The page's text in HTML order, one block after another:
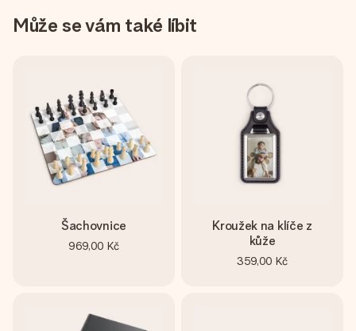
Může se vám také líbit
Šachovnice
969,00 Kč
Kroužek na klíče z
kůže
359,00 Kč